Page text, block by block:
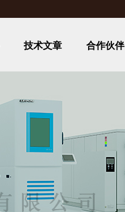
技术文章 合作伙伴